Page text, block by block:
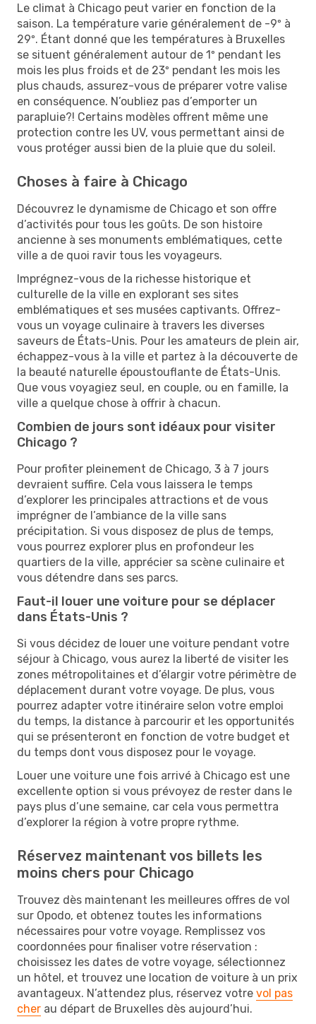
Le climat à Chicago peut varier en fonction de la
saison. La température varie généralement de -9º à
29º. Étant donné que les températures à Bruxelles
se situent généralement autour de 1º pendant les
mois les plus froids et de 23º pendant les mois les
plus chauds, assurez-vous de préparer votre valise
en conséquence. N’oubliez pas d’emporter un
parapluie?! Certains modèles offrent même une
protection contre les UV, vous permettant ainsi de
vous protéger aussi bien de la pluie que du soleil.
Choses à faire à Chicago
Découvrez le dynamisme de Chicago et son offre
d’activités pour tous les goûts. De son histoire
ancienne à ses monuments emblématiques, cette
ville a de quoi ravir tous les voyageurs.
Imprégnez-vous de la richesse historique et
culturelle de la ville en explorant ses sites
emblématiques et ses musées captivants. Offrez-
vous un voyage culinaire à travers les diverses
saveurs de États-Unis. Pour les amateurs de plein air,
échappez-vous à la ville et partez à la découverte de
la beauté naturelle époustouflante de États-Unis.
Que vous voyagiez seul, en couple, ou en famille, la
ville a quelque chose à offrir à chacun.
Combien de jours sont idéaux pour visiter
Chicago ?
Pour profiter pleinement de Chicago, 3 à 7 jours
devraient suffire. Cela vous laissera le temps
d’explorer les principales attractions et de vous
imprégner de l’ambiance de la ville sans
précipitation. Si vous disposez de plus de temps,
vous pourrez explorer plus en profondeur les
quartiers de la ville, apprécier sa scène culinaire et
vous détendre dans ses parcs.
Faut-il louer une voiture pour se déplacer
dans États-Unis ?
Si vous décidez de louer une voiture pendant votre
séjour à Chicago, vous aurez la liberté de visiter les
zones métropolitaines et d’élargir votre périmètre de
déplacement durant votre voyage. De plus, vous
pourrez adapter votre itinéraire selon votre emploi
du temps, la distance à parcourir et les opportunités
qui se présenteront en fonction de votre budget et
du temps dont vous disposez pour le voyage.
Louer une voiture une fois arrivé à Chicago est une
excellente option si vous prévoyez de rester dans le
pays plus d’une semaine, car cela vous permettra
d’explorer la région à votre propre rythme.
Réservez maintenant vos billets les
moins chers pour Chicago
Trouvez dès maintenant les meilleures offres de vol
sur Opodo, et obtenez toutes les informations
nécessaires pour votre voyage. Remplissez vos
coordonnées pour finaliser votre réservation :
choisissez les dates de votre voyage, sélectionnez
un hôtel, et trouvez une location de voiture à un prix
avantageux. N’attendez plus, réservez votre vol pas
cher au départ de Bruxelles dès aujourd’hui.